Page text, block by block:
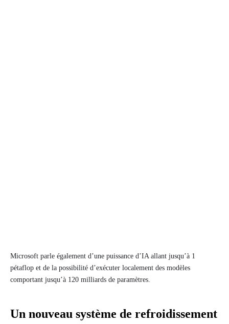
Microsoft parle également d’une puissance d’IA allant jusqu’à 1
pétaflop et de la possibilité d’exécuter localement des modèles
comportant jusqu’à 120 milliards de paramètres.
Un nouveau système de refroidissement